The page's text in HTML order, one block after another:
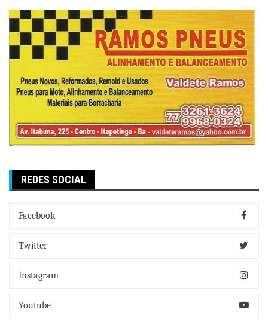
REDES SOCIAL
Facebook
Twitter
Instagram
Youtube